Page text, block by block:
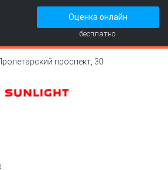
Оценка онлайн
бесплатно.
проспект, 30